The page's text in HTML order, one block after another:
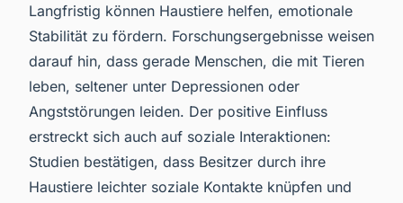
Langfristig können Haustiere helfen, emotionale
Stabilität zu fördern. Forschungsergebnisse weisen
darauf hin, dass gerade Menschen, die mit Tieren
leben, seltener unter Depressionen oder
Angststörungen leiden. Der positive Einfluss
erstreckt sich auch auf soziale Interaktionen:
Studien bestätigen, dass Besitzer durch ihre
Haustiere leichter soziale Kontakte knüpfen und